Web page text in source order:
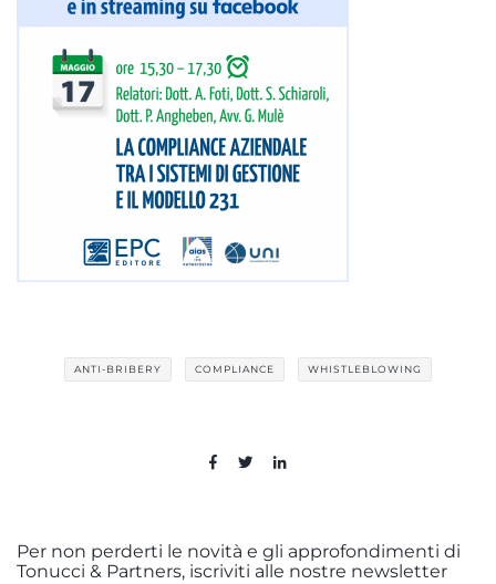
ANTI-BRIBERY COMPLIANCE WHISTLEBLOWING
Per non perderti le novità e gli approfondimenti di
Tonucci & Partners, iscriviti alle nostre newsletter